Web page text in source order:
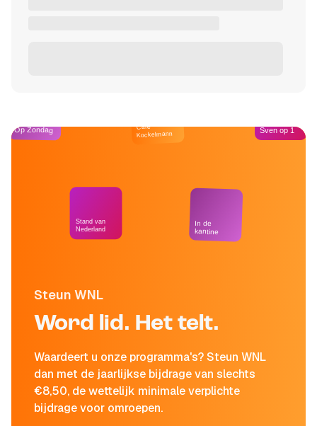
Steun WNL
Word lid. Het telt.
Waardeert u onze programma's? Steun WNL
dan met de jaarlijkse bijdrage van slechts
€8,50, de wettelijk minimale verplichte
bijdrage voor omroepen.
Op Zondag
Stand van
Nederland
Café
Kockelmann
In de
kantine
Sven op 1